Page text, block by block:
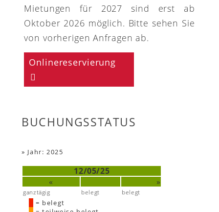
Mietungen für 2027 sind erst ab
Oktober 2026 möglich. Bitte sehen Sie
von vorherigen Anfragen ab.
Onlinereservierung
BUCHUNGSSTATUS
» Jahr: 2025
12/05/25
«
»
ganztägig belegt belegt
= belegt